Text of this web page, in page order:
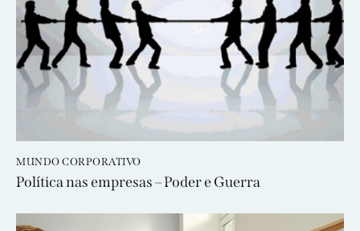
MUNDO CORPORATIVO
Política nas empresas – Poder e Guerra